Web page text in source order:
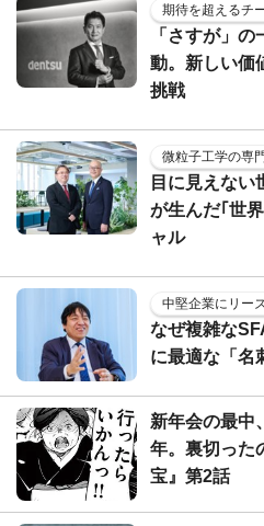
期待を超えるチ
「さすが」
動。新しい価
挑戦
微粒子工学の専
目に見えな
が生んだ｢世
ャル
中堅企業にリー
なぜ複雑な
に最適な「名
新年会の最中
年。裏切っ
宝』第2話